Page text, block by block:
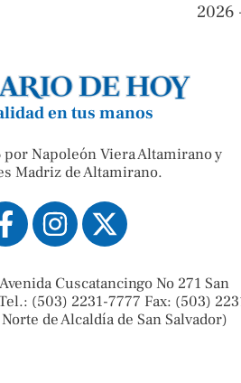
2026
en tus manos
por Napoleón Viera Altamirano y
Madriz de Altamirano.
Cuscatancingo No 271 San
(503) 2231-7777 Fax: (503)
de Alcaldía de San Salvador)